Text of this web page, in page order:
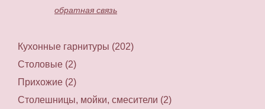
обратная связь
Кухонные гарнитуры (202)
Столовые (2)
Прихожие (2)
Столешницы, мойки, смесители (2)